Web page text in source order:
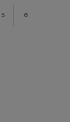
5 6